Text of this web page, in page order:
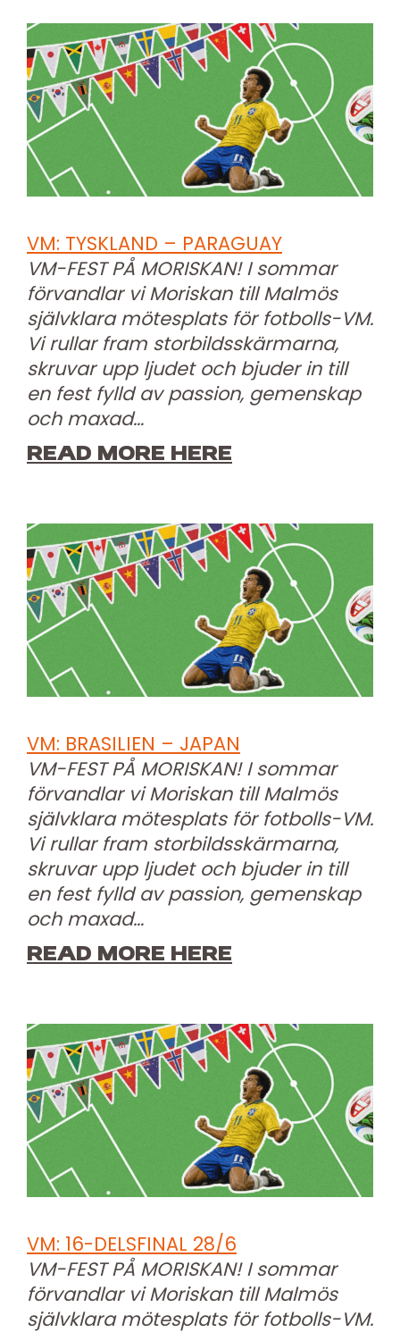
VM: TYSKLAND – PARAGUAY
VM-FEST PÅ MORISKAN! I sommar
förvandlar vi Moriskan till Malmös
självklara mötesplats för fotbolls-VM.
Vi rullar fram storbildsskärmarna,
skruvar upp ljudet och bjuder in till
en fest fylld av passion, gemenskap
och maxad…
READ MORE HERE
VM: BRASILIEN – JAPAN
VM-FEST PÅ MORISKAN! I sommar
förvandlar vi Moriskan till Malmös
självklara mötesplats för fotbolls-VM.
Vi rullar fram storbildsskärmarna,
skruvar upp ljudet och bjuder in till
en fest fylld av passion, gemenskap
och maxad…
READ MORE HERE
VM: 16-DELSFINAL 28/6
VM-FEST PÅ MORISKAN! I sommar
förvandlar vi Moriskan till Malmös
självklara mötesplats för fotbolls-VM.